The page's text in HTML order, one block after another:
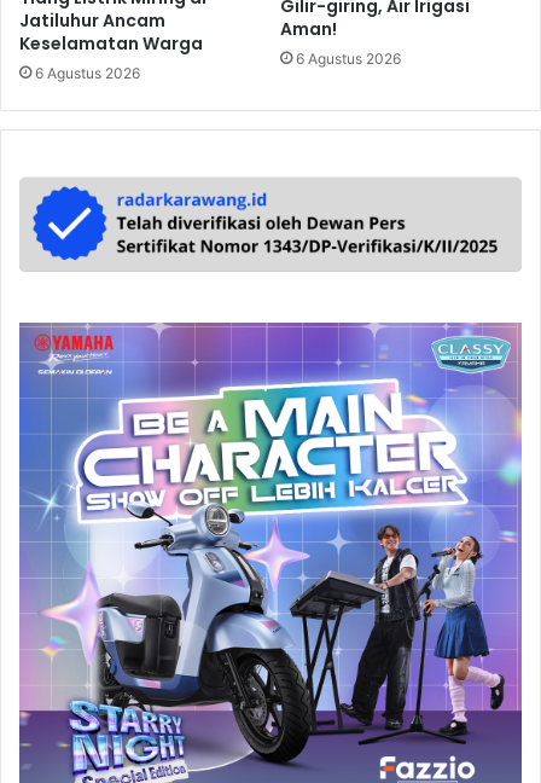
Jatiluhur Ancam
Keselamatan Warga
6 Agustus 2026
Gilir-giring, Air Irigasi
Aman!
6 Agustus 2026